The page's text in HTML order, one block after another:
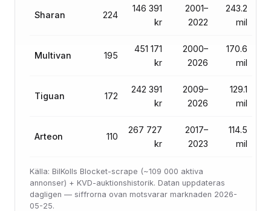
Sharan 224
146 391
kr
2001–
2022
243.2
mil
Multivan 195
451 171
kr
2000–
2026
170.6
mil
Tiguan 172
242 391
kr
2009–
2026
129.1
mil
Arteon 110
267 727
kr
2017–
2023
114.5
mil
Källa: BilKolls Blocket-scrape (~109 000 aktiva
annonser) + KVD-auktionshistorik. Datan uppdateras
dagligen — siffrorna ovan motsvarar marknaden 2026-
05-25.